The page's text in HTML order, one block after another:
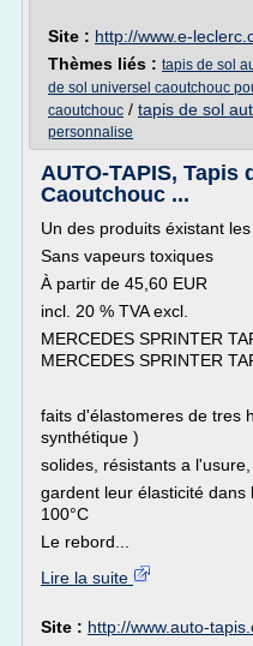
Site : http://www.e-
Thèmes liés : tapis de sol
de sol universel caoutchouc
caoutchouc / tapis de sol
personnalise
AUTO-TAPIS, Tapis
Caoutchouc ...
Un des produits éxistant
Sans vapeurs toxiques
À partir de 45,60 EUR
incl. 20 % TVA excl.
MERCEDES SPRINTER
MERCEDES SPRINTER
faits d'élastomeres de tres
synthétique )
solides, résistants a
gardent leur élasticité
100°C
Le rebord...
Lire la suite
Site : http://www.auto-